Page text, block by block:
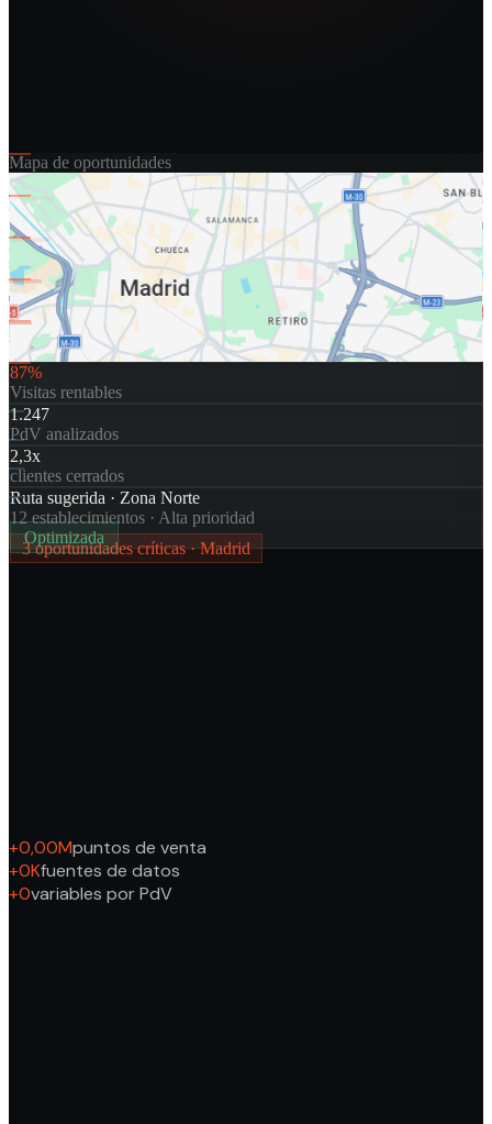
Mapa de oportunidades
3 oportunidades críticas · Madrid
87%
Visitas rentables
1.247
PdV analizados
2,3x
clientes cerrados
Ruta sugerida · Zona Norte
12 establecimientos · Alta prioridad
Optimizada
+0,00Mpuntos de venta
+0Kfuentes de datos
+0variables por PdV